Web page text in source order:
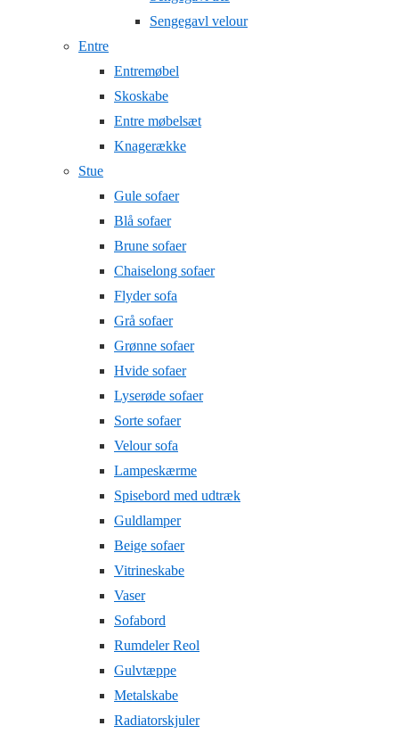
Sengegavl velour
Entre
Entremøbel
Skoskabe
Entre møbelsæt
Knagerække
Stue
Gule sofaer
Blå sofaer
Brune sofaer
Chaiselong sofaer
Flyder sofa
Grå sofaer
Grønne sofaer
Hvide sofaer
Lyserøde sofaer
Sorte sofaer
Velour sofa
Lampeskærme
Spisebord med udtræk
Guldlamper
Beige sofaer
Vitrineskabe
Vaser
Sofabord
Rumdeler Reol
Gulvtæppe
Metalskabe
Radiatorskjuler